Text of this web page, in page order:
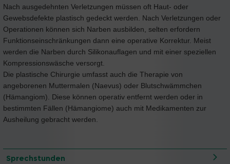
Nach ausgedehnten Verletzungen müssen oft Haut- oder
Gewebsdefekte plastisch gedeckt werden. Nach Verletzungen oder
Operationen können sich Narben ausbilden, selten erfordern
Funktionseinschränkungen dann eine operative Korrektur. Meist
werden die Narben durch Silikonauflagen und mit einer speziellen
Kompressionswäsche versorgt.
Die plastische Chirurgie umfasst auch die Therapie von
angeborenen Muttermalen (Naevus) oder Blutschwämmchen
(Hämangiom). Diese können operativ entfernt werden oder in
bestimmten Fällen (Hämangiome) auch mit Medikamenten zur
Ausheilung gebracht werden.
Sprechstunden